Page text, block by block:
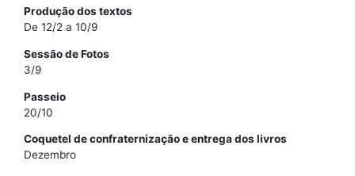
Produção dos textos
De 12/2 a 10/9
Sessão de Fotos
3/9
Passeio
20/10
Coquetel de confraternização e entrega dos livros
Dezembro